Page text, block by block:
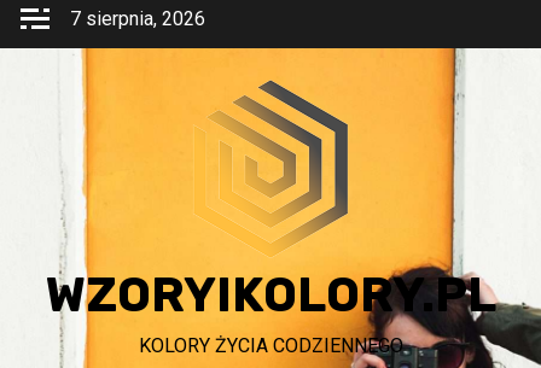
Przejdź
7 sierpnia, 2026
WZORYIKOLORY.PL
KOLORY ŻYCIA CODZIENNEGO